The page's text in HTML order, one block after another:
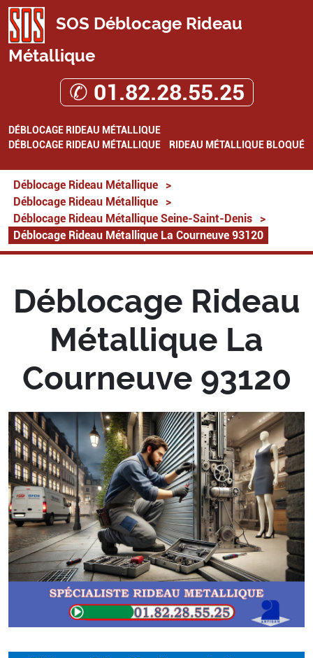
SOS Déblocage Rideau
Métallique
✆ 01.82.28.55.25
DÉBLOCAGE RIDEAU MÉTALLIQUE
DÉBLOCAGE RIDEAU MÉTALLIQUE
RIDEAU MÉTALLIQUE BLOQUÉ
Déblocage Rideau Métallique
>
Déblocage Rideau Métallique
>
Déblocage Rideau Métallique Seine-Saint-Denis
>
Déblocage Rideau Métallique La Courneuve 93120
Déblocage Rideau
Métallique La
Courneuve 93120